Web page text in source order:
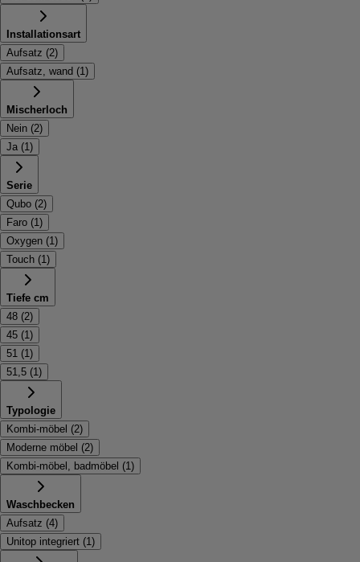
Installationsart
Aufsatz (2)
Aufsatz, wand (1)
Mischerloch
Nein (2)
Ja (1)
Serie
Qubo (2)
Faro (1)
Oxygen (1)
Touch (1)
Tiefe cm
48 (2)
45 (1)
51 (1)
51,5 (1)
Typologie
Kombi-möbel (2)
Moderne möbel (2)
Kombi-möbel, badmöbel (1)
Waschbecken
Aufsatz (4)
Unitop integriert (1)